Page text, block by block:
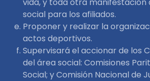
social para los afiliados.
Proponer y realizar la
actos deportivos.
Supervisará el accionar de los
del área social: Comisiones
Social; y Comisión Nacional de